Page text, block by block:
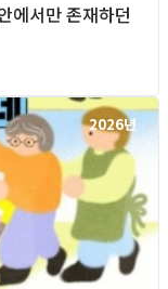
서만 존재하던
2026년